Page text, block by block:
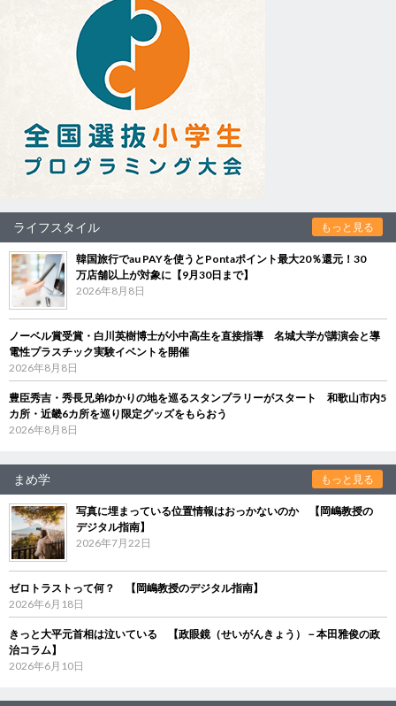
ライフスタイル もっと見る
韓国旅行でau PAYを使うとPontaポイント最大20％還元！30
万店舗以上が対象に【9月30日まで】
2026年8月8日
ノーベル賞受賞・白川英樹博士が小中高生を直接指導 名城大学が講演会と導
電性プラスチック実験イベントを開催
2026年8月8日
豊臣秀吉・秀長兄弟ゆかりの地を巡るスタンプラリーがスタート 和歌山市内5
カ所・近畿6カ所を巡り限定グッズをもらおう
2026年8月8日
まめ学 もっと見る
写真に埋まっている位置情報はおっかないのか 【岡嶋教授の
デジタル指南】
2026年7月22日
ゼロトラストって何？ 【岡嶋教授のデジタル指南】
2026年6月18日
きっと大平元首相は泣いている 【政眼鏡（せいがんきょう）－本田雅俊の政
治コラム】
2026年6月10日